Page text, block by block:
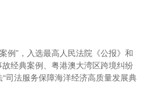
例”，入选最高人民法院《公报》和
经典案例、粤港澳大湾区跨境纠纷
司法服务保障海洋经济高质量发展典